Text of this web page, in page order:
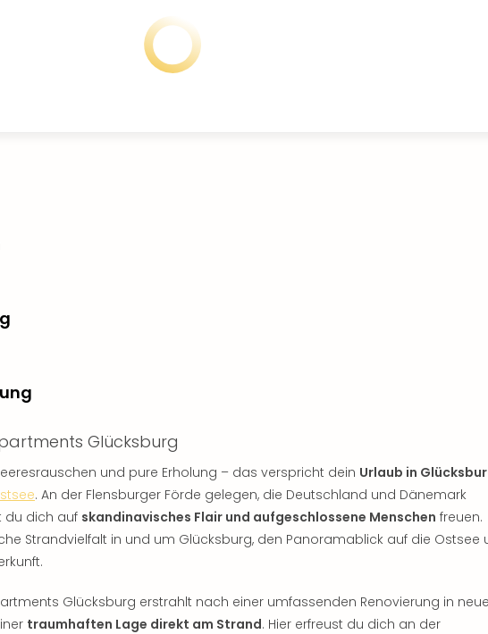
Glücksburg
und pure Erholung – das verspricht dein Urlaub in
. An der Flensburger Förde gelegen, die Deutschland und Dänemark
du dich auf skandinavisches Flair und aufgeschlossene Menschen freuen.
Strandvielfalt in und um Glücksburg, den Panoramablick auf die Ostsee
Glücksburg erstrahlt nach einer umfassenden Renovierung in
traumhaften Lage direkt am Strand. Hier erfreust du dich an der